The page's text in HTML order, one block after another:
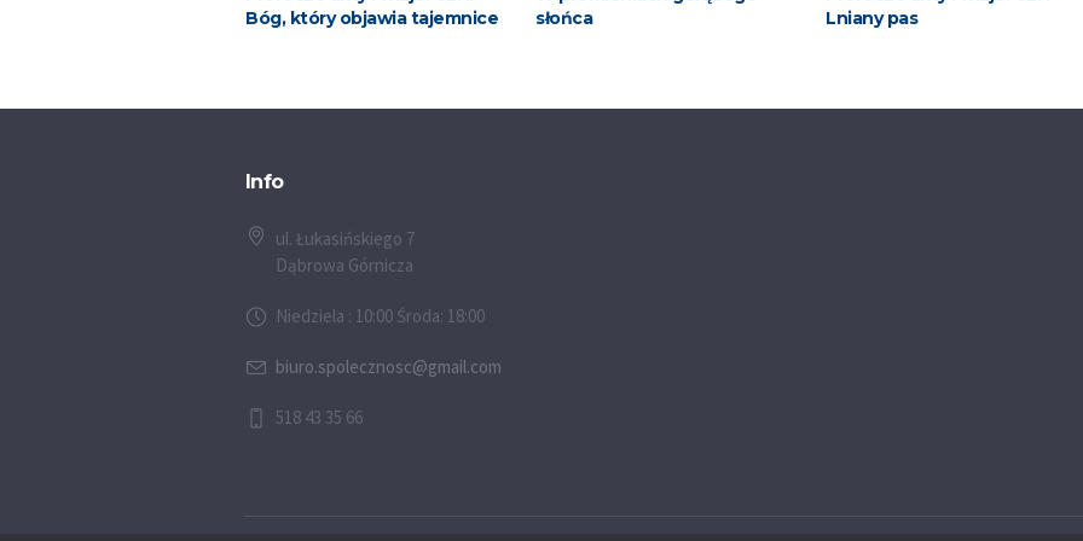
Bóg, który objawia tajemnice
słońca
Lniany pas
Info
ul. Łukasińskiego 7
Dąbrowa Górnicza
Niedziela : 10:00 Środa: 18:00
biuro.spolecznosc@gmail.com
518 43 35 66